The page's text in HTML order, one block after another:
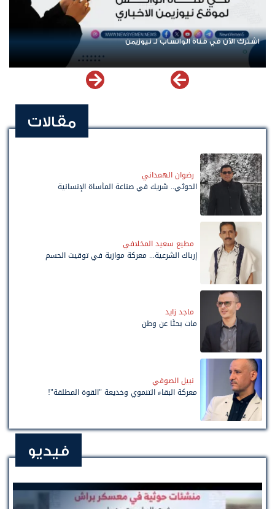
اشترك الآن في قناة الواتساب لـ نيوزيمن
مقالات
رضوان الهمداني
الحوثي.. شريك في صناعة المأساة الإنسانية
مطيع سعيد المخلافي
إرباك الشرعية... معركة موازية في توقيت الحسم
ماجد زايد
مات بحثًا عن وطن
نبيل الصوفي
معركة البقاء التنموي وخديعة "القوة المطلقة"!
فيديو